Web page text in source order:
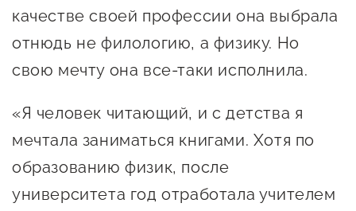
Социальные сети "Мой
Бизнес Югра"
Навигатор по мерам
поддержки
Имущественная поддержка
качестве своей профессии она выбрала
отнюдь не филологию, а физику. Но
свою мечту она все-таки исполнила.
«Я человек читающий, и с детства я
мечтала заниматься книгами. Хотя по
образованию физик, после
университета год отработала учителем